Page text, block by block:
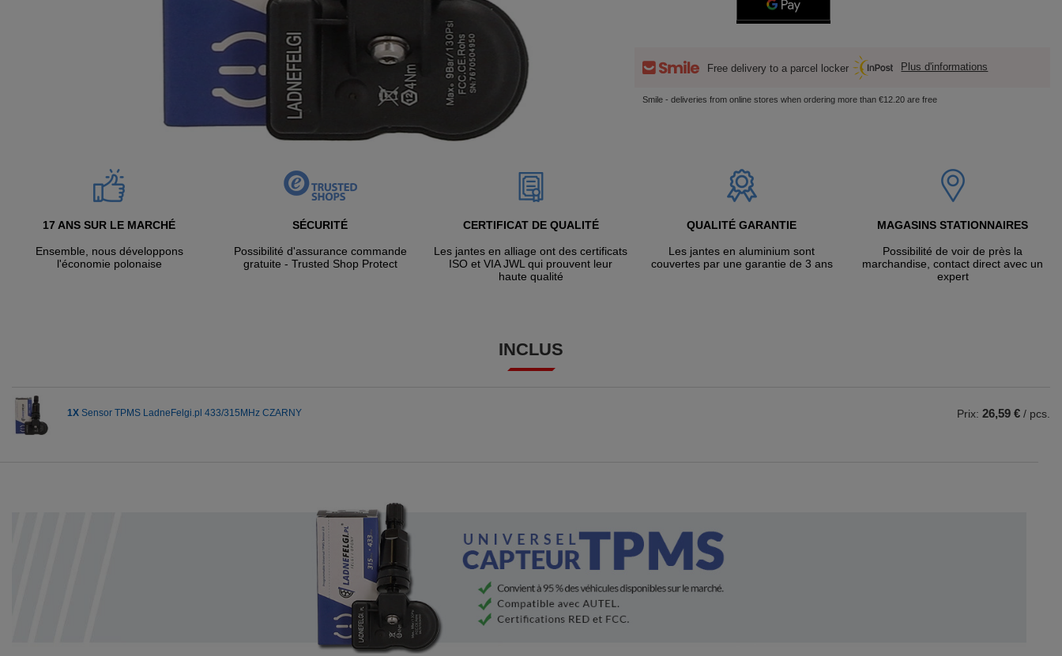
Free delivery to a parcel locker Plus d'informations
Smile - deliveries from online stores when ordering more than €12.20 are free
17 ANS SUR LE MARCHÉ
Ensemble, nous développons
l'économie polonaise
SÉCURITÉ
Possibilité d'assurance commande
gratuite - Trusted Shop Protect
CERTIFICAT DE QUALITÉ
Les jantes en alliage ont des certificats
ISO et VIA JWL qui prouvent leur
haute qualité
QUALITÉ GARANTIE
Les jantes en aluminium sont
couvertes par une garantie de 3 ans
MAGASINS STATIONNAIRES
Possibilité de voir de près la
marchandise, contact direct avec un
expert
INCLUS
1X Sensor TPMS LadneFelgi.pl 433/315MHz CZARNY Prix: 26,59 € / pcs.